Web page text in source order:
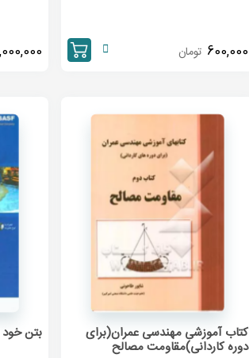
600,000 تومان
کتاب آموزشی مهندسی عمران(برای
دوره کاردانی)مقاومت مصالح
بتن خود